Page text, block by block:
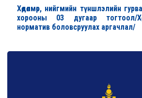
Хөдөлмөр, нийгмийн түншлэлийн
хорооны 03 дугаар тогтоол/
норматив боловсруулах аргачлал/